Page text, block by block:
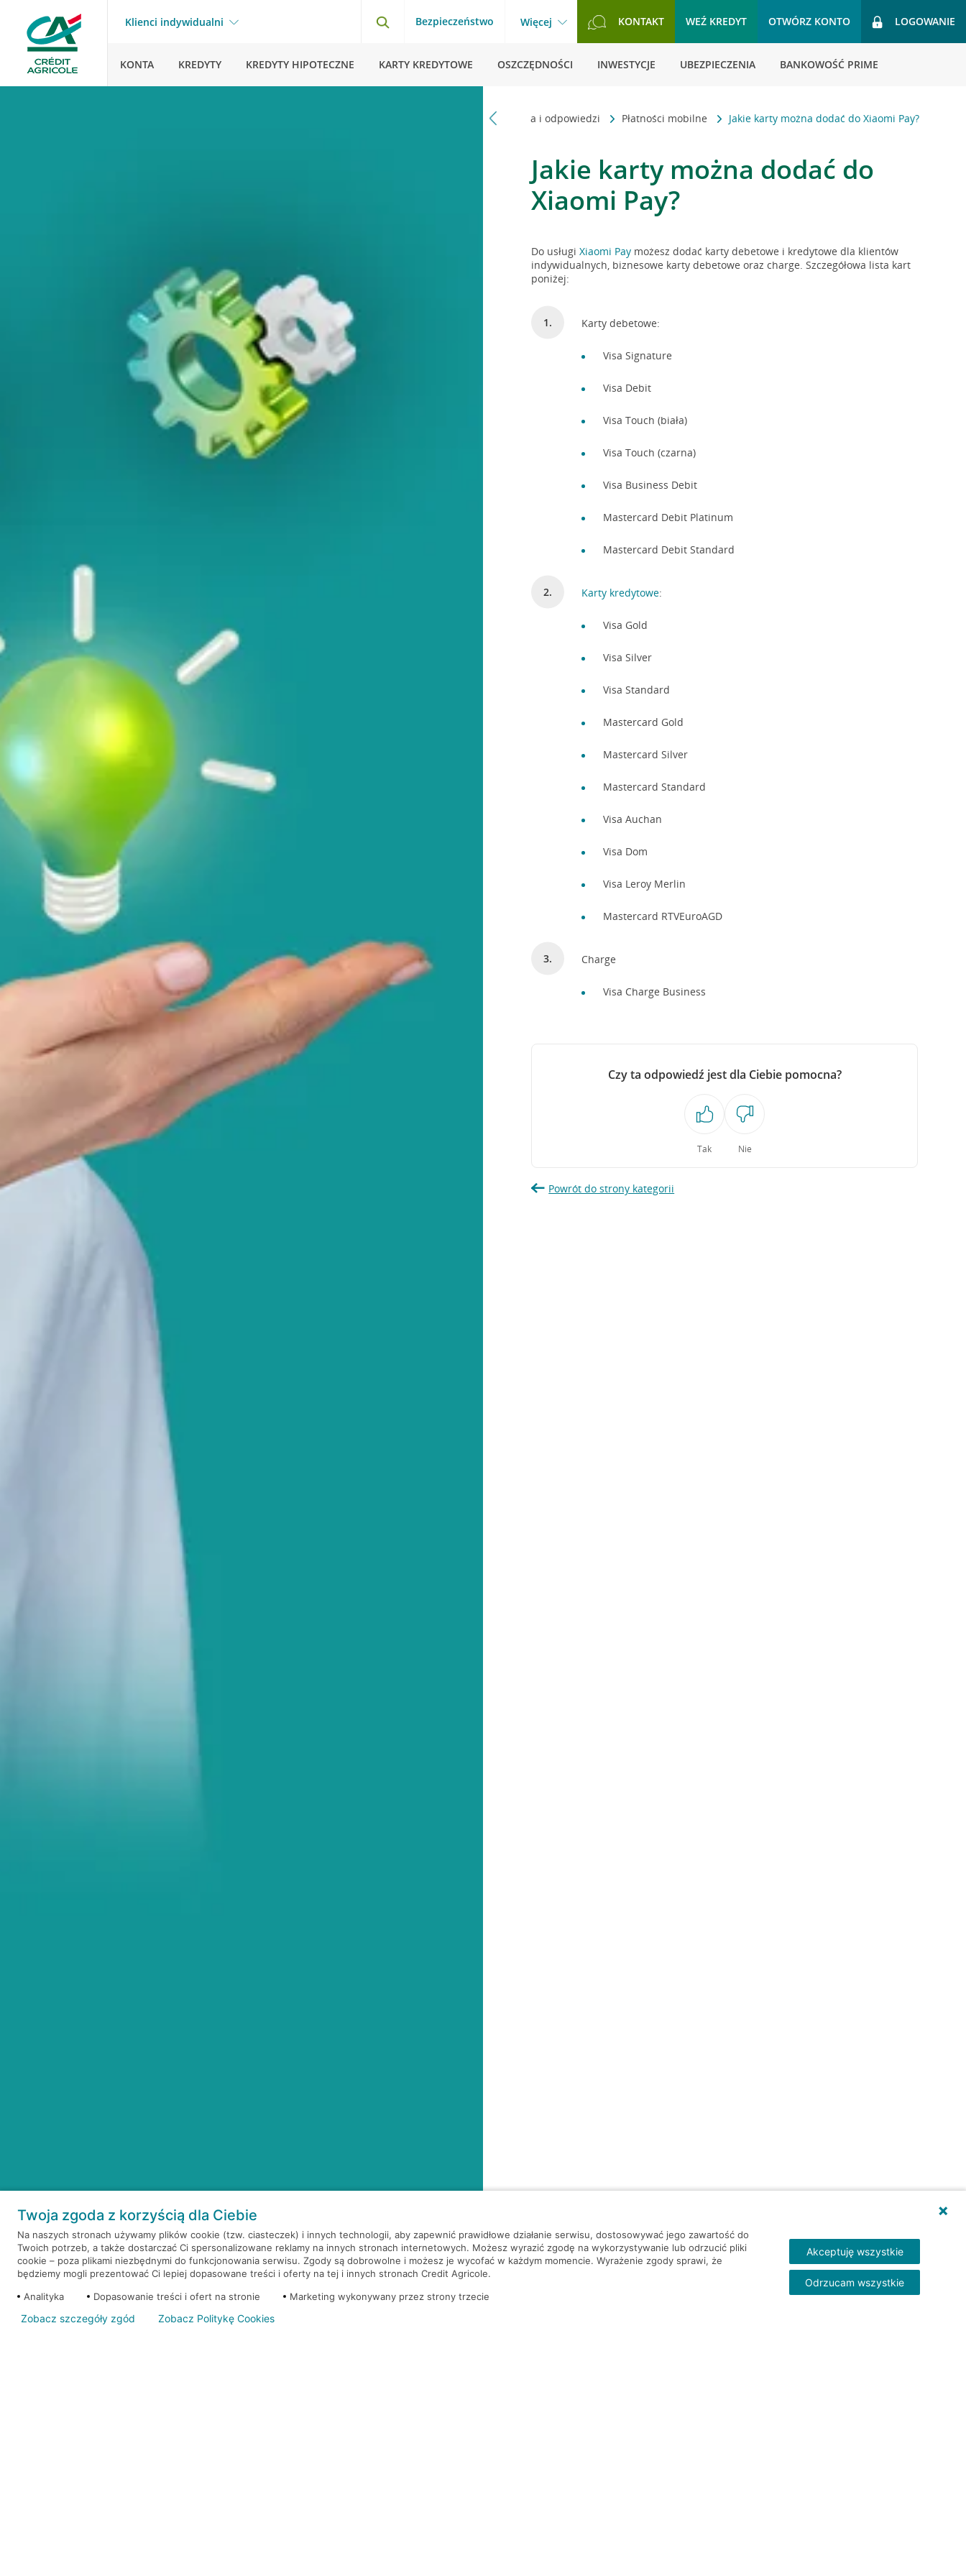
Klienci indywidualni Bezpieczeństwo Więcej KONTAKT WEŹ KREDYT OTWÓRZ KONTO LOGOWANIE
KONTA KREDYTY KREDYTY HIPOTECZNE KARTY KREDYTOWE OSZCZĘDNOŚCI INWESTYCJE UBEZPIECZENIA BANKOWOŚĆ PRIME
Pytania i odpowiedzi Płatności mobilne Jakie karty można dodać do Xiaomi Pay?
Jakie karty można dodać do
Xiaomi Pay?
Do usługiXiaomi Pay możesz dodać karty debetowe i kredytowe dla klientów
indywidualnych, biznesowe karty debetowe oraz charge. Szczegółowa lista kart
poniżej:
Karty debetowe:
Visa Signature
Visa Debit
Visa Touch (biała)
Visa Touch (czarna)
Visa Business Debit
Mastercard Debit Platinum
Mastercard Debit Standard
Karty kredytowe:
Visa Gold
Visa Silver
Visa Standard
Mastercard Gold
Mastercard Silver
Mastercard Standard
Visa Auchan
Visa Dom
Visa Leroy Merlin
Mastercard RTVEuroAGD
Charge
Visa Charge Business
Czy ta odpowiedź jest dla Ciebie pomocna?
Tak Nie
Powrót do strony kategorii
Twoja zgoda z korzyścią dla Ciebie
Na naszych stronach używamy plików cookie (tzw. ciasteczek) i innych technologii, aby zapewnić prawidłowe działanie serwisu, dostosowywać jego zawartość do
Twoich potrzeb, a także dostarczać Ci spersonalizowane reklamy na innych stronach internetowych. Możesz wyrazić zgodę na wykorzystywanie lub odrzucić pliki
cookie – poza plikami niezbędnymi do funkcjonowania serwisu. Zgody są dobrowolne i możesz je wycofać w każdym momencie. Wyrażenie zgody sprawi, że
będziemy mogli prezentować Ci lepiej dopasowane treści i oferty na tej i innych stronach Credit Agricole.
Analityka
Dopasowanie treści i ofert na stronie Marketing wykonywany przez strony trzecie
Akceptuję wszystkie
Odrzucam wszystkie
Zobacz szczegóły zgód Zobacz Politykę Cookies